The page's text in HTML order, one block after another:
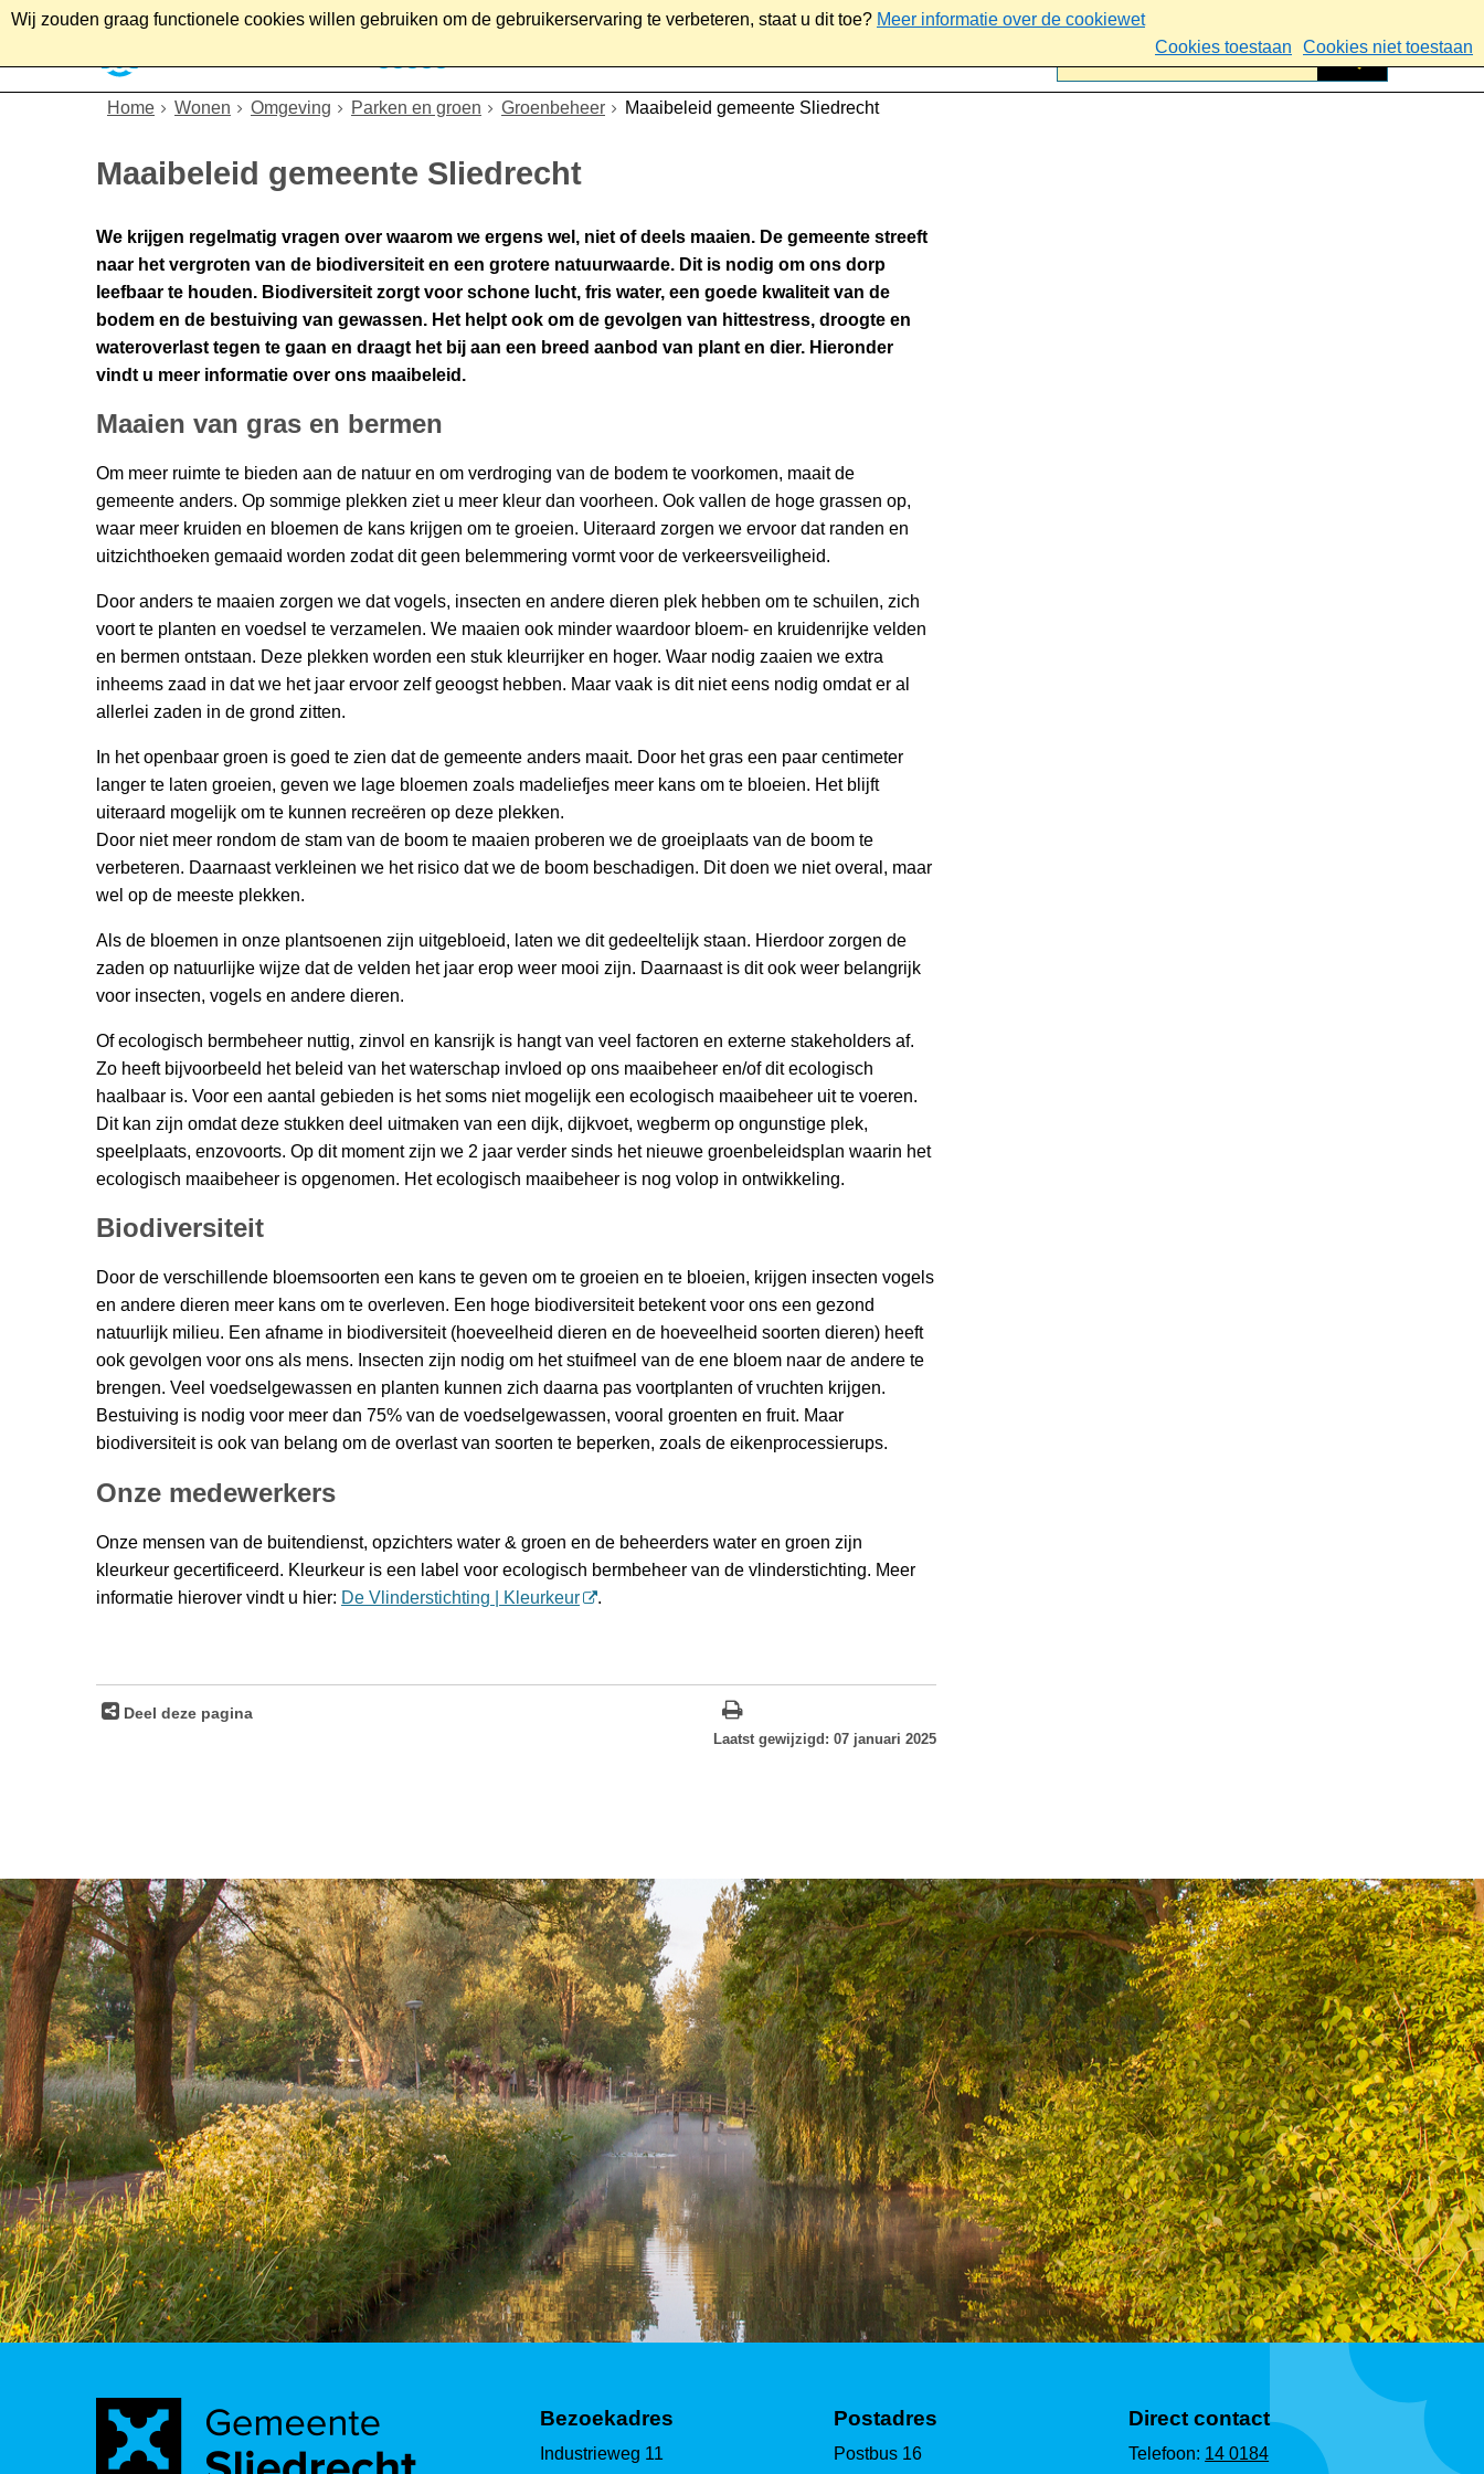
Wij zouden graag functionele cookies willen gebruiken om de gebruikerservaring te verbeteren, staat u dit toe? Meer informatie over de cookiewet
Cookies toestaan
Cookies niet toestaan
Home Wonen Omgeving Parken en groen Groenbeheer Maaibeleid gemeente Sliedrecht
Maaibeleid gemeente Sliedrecht
We krijgen regelmatig vragen over waarom we ergens wel, niet of deels maaien. De gemeente streeft
naar het vergroten van de biodiversiteit en een grotere natuurwaarde. Dit is nodig om ons dorp
leefbaar te houden. Biodiversiteit zorgt voor schone lucht, fris water, een goede kwaliteit van de
bodem en de bestuiving van gewassen. Het helpt ook om de gevolgen van hittestress, droogte en
wateroverlast tegen te gaan en draagt het bij aan een breed aanbod van plant en dier. Hieronder
vindt u meer informatie over ons maaibeleid.
Maaien van gras en bermen
Om meer ruimte te bieden aan de natuur en om verdroging van de bodem te voorkomen, maait de
gemeente anders. Op sommige plekken ziet u meer kleur dan voorheen. Ook vallen de hoge grassen op,
waar meer kruiden en bloemen de kans krijgen om te groeien. Uiteraard zorgen we ervoor dat randen en
uitzichthoeken gemaaid worden zodat dit geen belemmering vormt voor de verkeersveiligheid.
Door anders te maaien zorgen we dat vogels, insecten en andere dieren plek hebben om te schuilen, zich
voort te planten en voedsel te verzamelen. We maaien ook minder waardoor bloem- en kruidenrijke velden
en bermen ontstaan. Deze plekken worden een stuk kleurrijker en hoger. Waar nodig zaaien we extra
inheems zaad in dat we het jaar ervoor zelf geoogst hebben. Maar vaak is dit niet eens nodig omdat er al
allerlei zaden in de grond zitten.
In het openbaar groen is goed te zien dat de gemeente anders maait. Door het gras een paar centimeter
langer te laten groeien, geven we lage bloemen zoals madeliefjes meer kans om te bloeien. Het blijft
uiteraard mogelijk om te kunnen recreëren op deze plekken.
Door niet meer rondom de stam van de boom te maaien proberen we de groeiplaats van de boom te
verbeteren. Daarnaast verkleinen we het risico dat we de boom beschadigen. Dit doen we niet overal, maar
wel op de meeste plekken.
Als de bloemen in onze plantsoenen zijn uitgebloeid, laten we dit gedeeltelijk staan. Hierdoor zorgen de
zaden op natuurlijke wijze dat de velden het jaar erop weer mooi zijn. Daarnaast is dit ook weer belangrijk
voor insecten, vogels en andere dieren.
Of ecologisch bermbeheer nuttig, zinvol en kansrijk is hangt van veel factoren en externe stakeholders af.
Zo heeft bijvoorbeeld het beleid van het waterschap invloed op ons maaibeheer en/of dit ecologisch
haalbaar is. Voor een aantal gebieden is het soms niet mogelijk een ecologisch maaibeheer uit te voeren.
Dit kan zijn omdat deze stukken deel uitmaken van een dijk, dijkvoet, wegberm op ongunstige plek,
speelplaats, enzovoorts. Op dit moment zijn we 2 jaar verder sinds het nieuwe groenbeleidsplan waarin het
ecologisch maaibeheer is opgenomen. Het ecologisch maaibeheer is nog volop in ontwikkeling.
Biodiversiteit
Door de verschillende bloemsoorten een kans te geven om te groeien en te bloeien, krijgen insecten vogels
en andere dieren meer kans om te overleven. Een hoge biodiversiteit betekent voor ons een gezond
natuurlijk milieu. Een afname in biodiversiteit (hoeveelheid dieren en de hoeveelheid soorten dieren) heeft
ook gevolgen voor ons als mens. Insecten zijn nodig om het stuifmeel van de ene bloem naar de andere te
brengen. Veel voedselgewassen en planten kunnen zich daarna pas voortplanten of vruchten krijgen.
Bestuiving is nodig voor meer dan 75% van de voedselgewassen, vooral groenten en fruit. Maar
biodiversiteit is ook van belang om de overlast van soorten te beperken, zoals de eikenprocessierups.
Onze medewerkers
Onze mensen van de buitendienst, opzichters water & groen en de beheerders water en groen zijn
kleurkeur gecertificeerd. Kleurkeur is een label voor ecologisch bermbeheer van de vlinderstichting. Meer
informatie hierover vindt u hier: De Vlinderstichting | Kleurkeur .
Deel deze pagina
Laatst gewijzigd: 07 januari 2025
Bezoekadres
Industrieweg 11
Postadres
Postbus 16
Direct contact
Telefoon: 14 0184